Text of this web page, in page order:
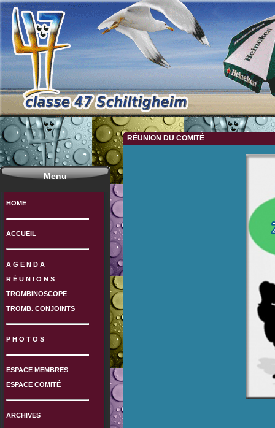
Menu
HOME
ACCUEIL
A G E N D A
R É U N I O N S
TROMBINOSCOPE
TROMB. CONJOINTS
P H O T O S
ESPACE MEMBRES
ESPACE COMITÉ
ARCHIVES
RÉUNION DU COMITÉ